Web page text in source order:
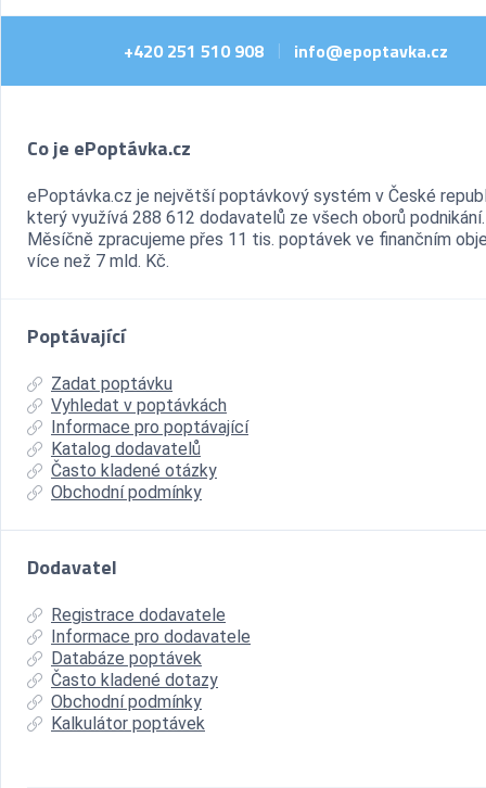
+420 251 510 908 | info@epoptavka.cz
Co je ePoptávka.cz
ePoptávka.cz je největší poptávkový systém v České
který využívá 288 612 dodavatelů ze všech oborů podnikání.
Měsíčně zpracujeme přes 11 tis. poptávek ve finančním
více než 7 mld. Kč.
Poptávající
Zadat poptávku
Vyhledat v poptávkách
Informace pro poptávající
Katalog dodavatelů
Často kladené otázky
Obchodní podmínky
Dodavatel
Registrace dodavatele
Informace pro dodavatele
Databáze poptávek
Často kladené dotazy
Obchodní podmínky
Kalkulátor poptávek